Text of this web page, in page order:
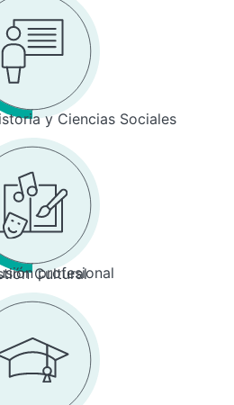
y Ciencias Sociales
profesional
Cultural